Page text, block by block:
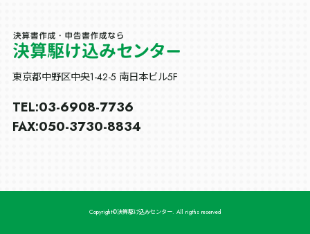
東京都中野区中央1-42-5 南日本ビル5F
TEL:03-6908-7736
FAX:050-3730-8834
Copyright©️決算駆け込みセンター. All rigths reserved